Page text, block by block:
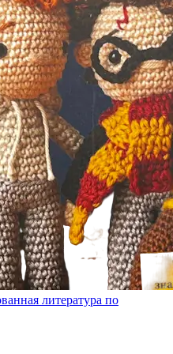
литература по